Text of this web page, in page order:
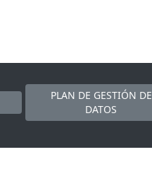
PLAN DE GESTIÓN DE
DATOS